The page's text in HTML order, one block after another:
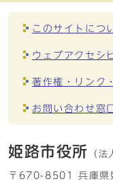
このサイトにつ
ウェブアクセシ
著作権・リンク
お問い合わせ窓
姫路市役所 （法
〒670-8501 兵庫県